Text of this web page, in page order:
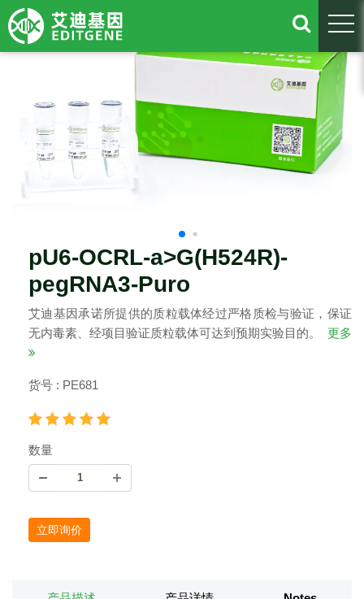
pU6-OCRL-a>G(H524R)-
pegRNA3-Puro
艾迪基因承诺所提供的质粒载体经过严格质检与验证，保证
无内毒素、经项目验证质粒载体可达到预期实验目的。
更多
货号 : PE681
数量
立即询价